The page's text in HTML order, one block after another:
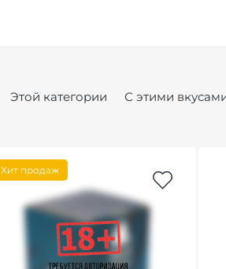
Этой категории С этими
Хит продаж